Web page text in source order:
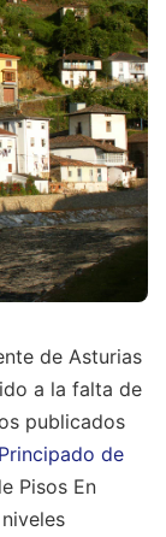
de Asturias
a la falta de
publicados
de
Pisos En